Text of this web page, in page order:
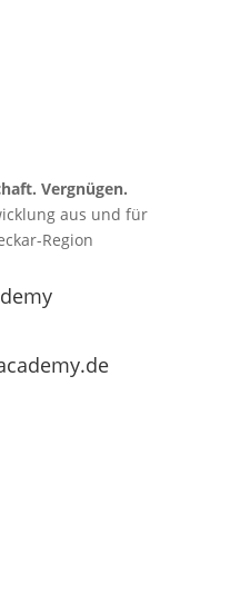
Vergnügen.
aus und für
Region